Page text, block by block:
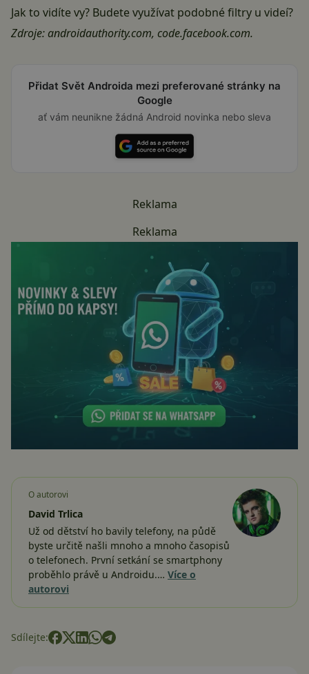
Jak to vidíte vy? Budete využívat podobné filtry u videí?
Zdroje:androidauthority.com, code.facebook.com.
Přidat Svět Androida mezi preferované stránky na
Google
ať vám neunikne žádná Android novinka nebo sleva
Reklama
Reklama
O autorovi
David Trlica
Už od dětství ho bavily telefony, na půdě
byste určitě našli mnoho a mnoho časopisů
o telefonech. První setkání se smartphony
proběhlo právě u Androidu.… Více o
autorovi
Sdílejte: